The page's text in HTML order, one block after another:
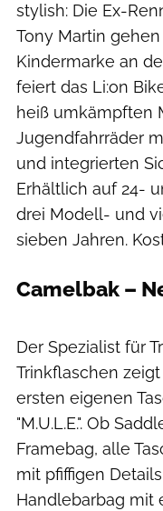
stylish: Die Ex-
Tony Martin
Kindermarke an
feiert das Li:on
heiß umkämpften
Jugendfahrräder
und integrierten
Erhältlich auf 24-
drei Modell- und
sieben Jahren.
Camelbak –
Der Spezialist für
Trinkflaschen
ersten eigenen
"M.U.L.E.". Ob
Framebag, alle
mit pfiffigen
Handlebarbag mit